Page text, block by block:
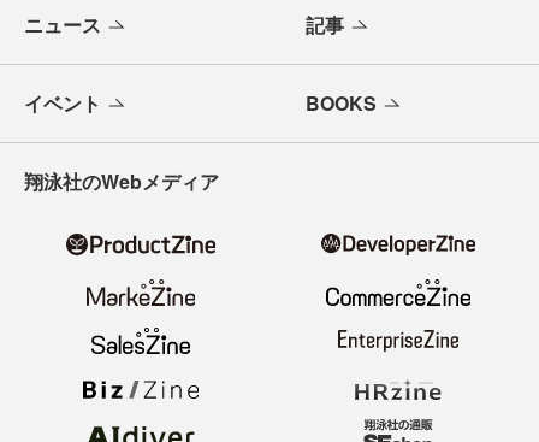
ニュース 記事
イベント BOOKS
翔泳社のWebメディア